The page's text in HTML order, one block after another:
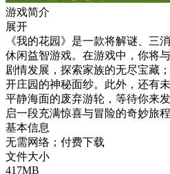
游戏简介
展开
《我的花园》是一款将解谜、三
休闲益智游戏。在游戏中，你将
剧情发展，探索家族的无尽宝藏
开庄园的神秘面纱。此外，还有
平静海面的废弃游轮，等待你来
启一段充满惊喜与冒险的奇妙旅程
基本信息
无需网络；付费下载
文件大小
417MB